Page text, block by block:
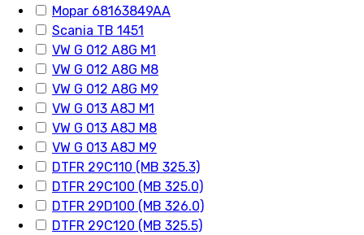
Mopar 68163849AA
Scania TB 1451
VW G 012 A8G M1
VW G 012 A8G M8
VW G 012 A8G M9
VW G 013 A8J M1
VW G 013 A8J M8
VW G 013 A8J M9
DTFR 29C110 (MB 325.3)
DTFR 29C100 (MB 325.0)
DTFR 29D100 (MB 326.0)
DTFR 29C120 (MB 325.5)